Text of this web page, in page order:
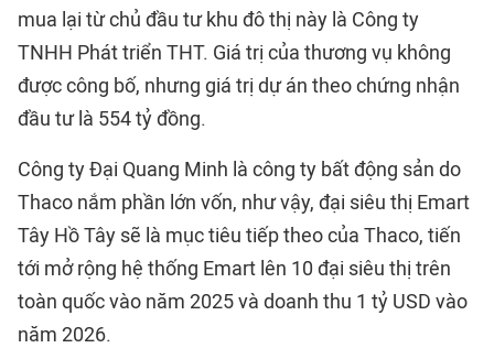
mua lại từ chủ đầu tư khu đô thị này là Công ty
TNHH Phát triển THT. Giá trị của thương vụ không
được công bố, nhưng giá trị dự án theo chứng nhận
đầu tư là 554 tỷ đồng.
Công ty Đại Quang Minh là công ty bất động sản do
Thaco nắm phần lớn vốn, như vậy, đại siêu thị Emart
Tây Hồ Tây sẽ là mục tiêu tiếp theo của Thaco, tiến
tới mở rộng hệ thống Emart lên 10 đại siêu thị trên
toàn quốc vào năm 2025 và doanh thu 1 tỷ USD vào
năm 2026.